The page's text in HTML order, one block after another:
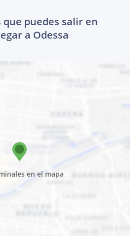
puedes salir en
a Odessa
en el mapa